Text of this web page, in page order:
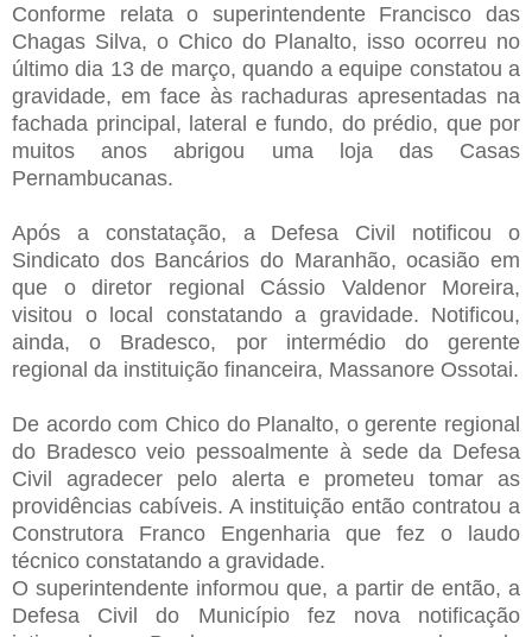
Conforme relata o superintendente Francisco das
Chagas Silva, o Chico do Planalto, isso ocorreu no
último dia 13 de março, quando a equipe constatou a
gravidade, em face às rachaduras apresentadas na
fachada principal, lateral e fundo, do prédio, que por
muitos anos abrigou uma loja das Casas
Pernambucanas.
Após a constatação, a Defesa Civil notificou o
Sindicato dos Bancários do Maranhão, ocasião em
que o diretor regional Cássio Valdenor Moreira,
visitou o local constatando a gravidade. Notificou,
ainda, o Bradesco, por intermédio do gerente
regional da instituição financeira, Massanore Ossotai.
De acordo com Chico do Planalto, o gerente regional
do Bradesco veio pessoalmente à sede da Defesa
Civil agradecer pelo alerta e prometeu tomar as
providências cabíveis. A instituição então contratou a
Construtora Franco Engenharia que fez o laudo
técnico constatando a gravidade.
O superintendente informou que, a partir de então, a
Defesa Civil do Município fez nova notificação